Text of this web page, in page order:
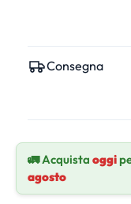
Consegna
🚛 Acquista oggi
agosto